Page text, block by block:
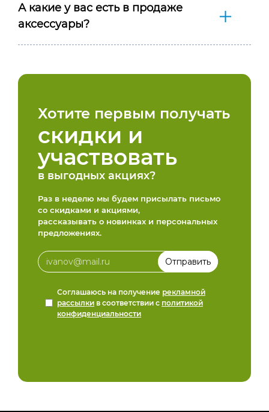
А какие у вас есть в продаже
аксессуары?
Хотите первым получать
скидки и
участвовать
в выгодных акциях?
Раз в неделю мы будем присылать письмо
со скидками и акциями,
рассказывать о новинках и персональных
предложениях.
Соглашаюсь на получение рекламной
рассылки в соответствии с политикой
конфиденциальности